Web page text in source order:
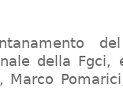
della
Marco